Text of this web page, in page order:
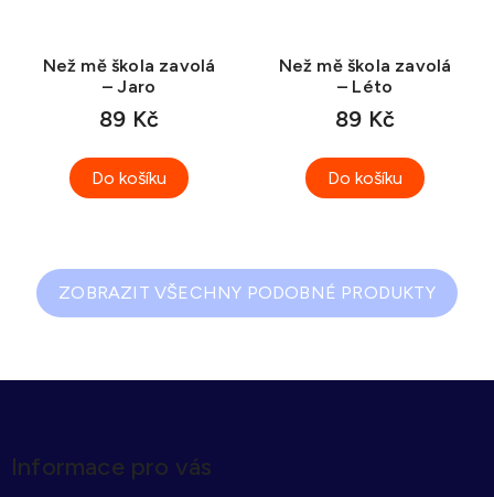
Než mě škola zavolá
– Jaro
89 Kč
Do košíku
Než mě škola zavolá
– Léto
89 Kč
Do košíku
ZOBRAZIT VŠECHNY PODOBNÉ PRODUKTY
p
aInformace pro vás